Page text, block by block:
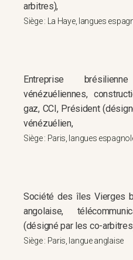
arbitres),
Siège : La Haye, langues
Entreprise
vénézuéliennes,
gaz, CCI, Président
vénézuélien,
Siège : Paris, langues
Société des îles Vierges
angolaise,
(désigné par les co-
Siège : Paris, langue anglaise